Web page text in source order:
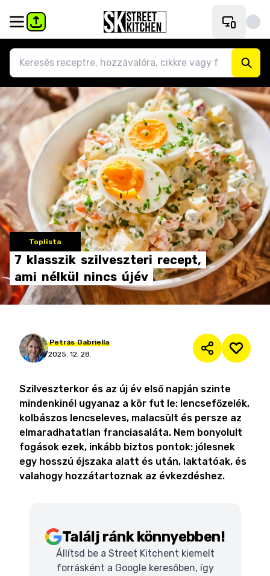
Toplista
7 klasszik szilveszteri recept,
ami nélkül nincs újév
Petrás Gabriella
2025. 12. 28.
Szilveszterkor és az új év első napján szinte
mindenkinél ugyanaz a kör fut le: lencsefőzelék,
kolbászos lencseleves, malacsült és persze az
elmaradhatatlan franciasaláta. Nem bonyolult
fogások ezek, inkább biztos pontok: jólesnek
egy hosszú éjszaka alatt és után, laktatóak, és
valahogy hozzátartoznak az évkezdéshez.
Találj ránk könnyebben!
Állítsd be a Street Kitchent kiemelt
forrásként a Google keresőben, így